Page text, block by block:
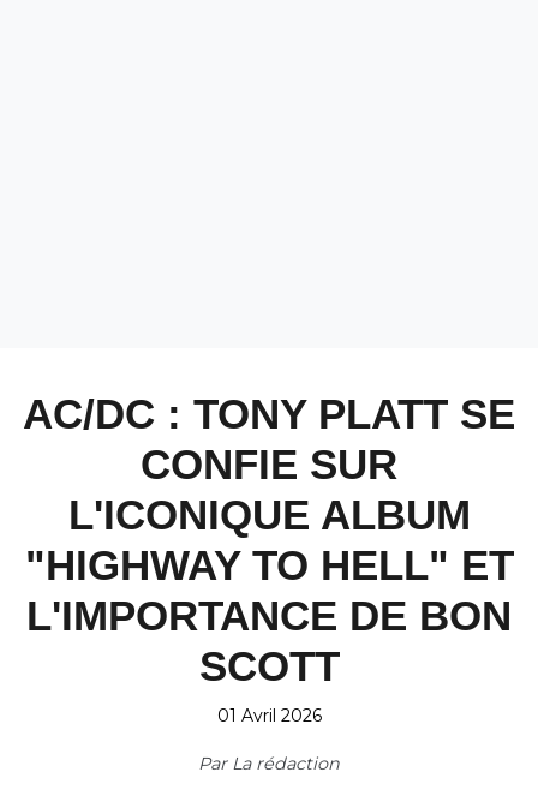
AC/DC : TONY PLATT SE
CONFIE SUR
L'ICONIQUE ALBUM
"HIGHWAY TO HELL" ET
L'IMPORTANCE DE BON
SCOTT
01 Avril 2026
Par La rédaction